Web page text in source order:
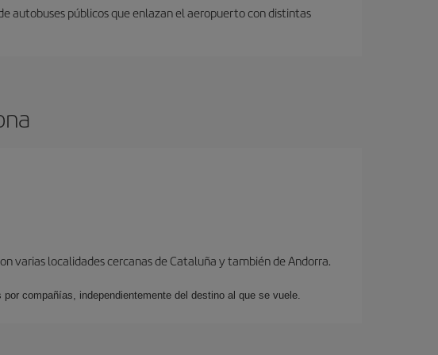
autobuses públicos que enlazan el aeropuerto con distintas
varias localidades cercanas de Cataluña y también de Andorra.
compañías, independientemente del destino al que se vuele.